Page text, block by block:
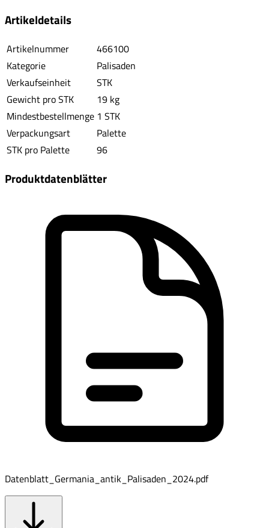
Artikeldetails
Artikelnummer
466100
Kategorie
Palisaden
Verkaufseinheit
STK
Gewicht pro STK
19 kg
Mindestbestellmenge 1 STK
Verpackungsart
Palette
STK pro Palette
96
Produktdatenblätter
Datenblatt_Germania_antik_Palisaden_2024.pdf